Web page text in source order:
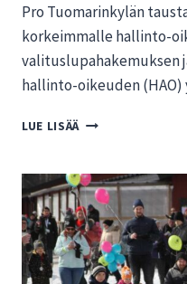
Pro Tuomarinkylän
korkeimmalle hallinto-
valituslupahakemuksen
hallinto-oikeuden
LUE LISÄÄ PRO
HALLINTO-
OIKEUDEN
SISÄLTÄÄ
ILMEISIÄ
VIRHEITÄ,